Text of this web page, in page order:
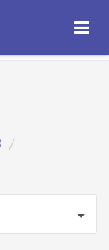
ОТКРЫТЬ
/